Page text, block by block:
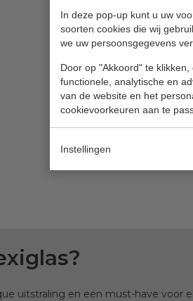
In deze pop-up kunt u uw
soorten cookies die wij
we uw persoonsgegevens
Door op "Akkoord" te
functionele, analytische en
van de website en het
cookievoorkeuren aan te
Instellingen
uitstraling en een must-have voor